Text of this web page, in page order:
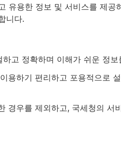
유용한 정보 및 서비스를 제공
니다.
고 정확하며 이해가 쉬운 정
용하기 편리하고 포용적으로
경우를 제외하고, 국세청의 서